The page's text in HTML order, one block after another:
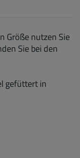
Größe nutzen Sie
Sie bei den
gefüttert in